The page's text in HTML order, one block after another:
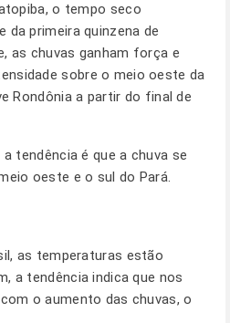
o tempo seco
da primeira quinzena de
as chuvas ganham força e
sobre o meio oeste da
Rondônia a partir do final de
tendência é que a chuva se
oeste e o sul do Pará.
as temperaturas estão
a tendência indica que nos
o aumento das chuvas, o